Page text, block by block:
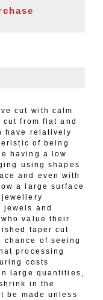
cut with calm
from flat and
have relatively
of being
having a low
using shapes
and even with
a large surface
jewellery
jewels and
value their
taper cut
chance of seeing
processing
costs
large quantities,
in the
be made unless